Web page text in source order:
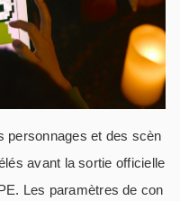
personnages et des scèn
avant la sortie officielle
Les paramètres de con